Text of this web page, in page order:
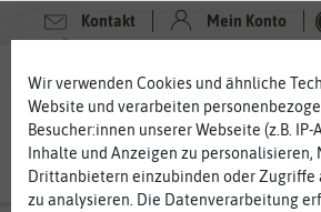
Kontakt Mein Konto
Wir verwenden Cookies und ähnliche
Website und verarbeiten
Besucher:innen unserer Webseite (z.B. IP-
Inhalte und Anzeigen zu personalisieren,
Drittanbietern einzubinden oder Zugriffe
zu analysieren. Die Datenverarbeitung